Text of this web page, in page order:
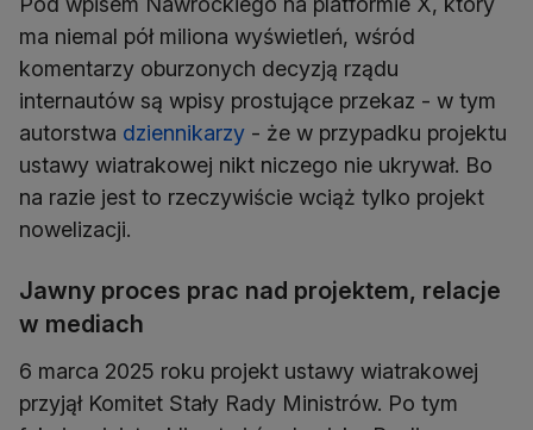
ma niemal pół miliona wyświetleń, wśród
komentarzy oburzonych decyzją rządu
internautów są wpisy prostujące przekaz - w tym
autorstwa dziennikarzy - że w przypadku projektu
ustawy wiatrakowej nikt niczego nie ukrywał. Bo
na razie jest to rzeczywiście wciąż tylko projekt
nowelizacji.
Jawny proces prac nad projektem, relacje
w mediach
6 marca 2025 roku projekt ustawy wiatrakowej
przyjął Komitet Stały Rady Ministrów. Po tym